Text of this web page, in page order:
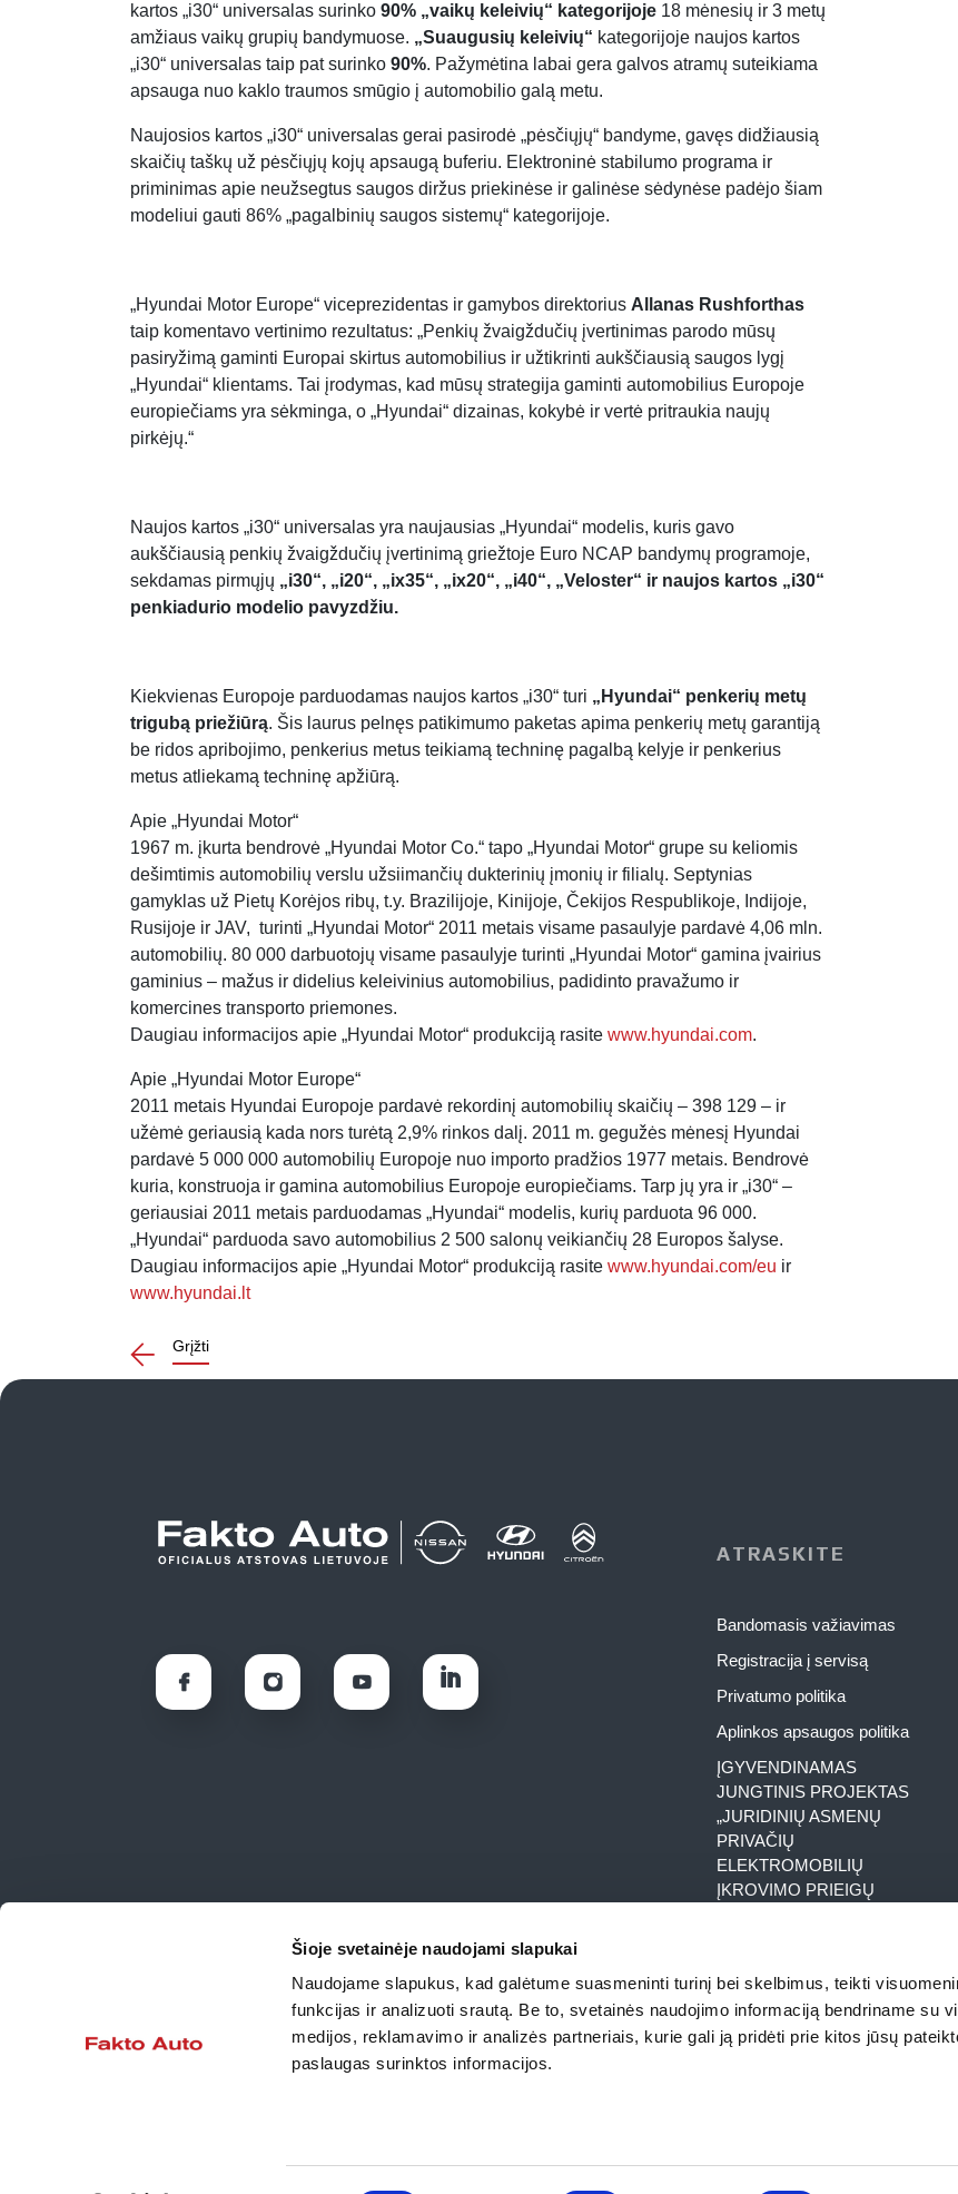
Šioje svetainėje naudojami slapukai
Naudojame slapukus, kad galėtume suasmeninti turinį bei skelbimus, teikti
funkcijas ir analizuoti srautą. Be to, svetainės naudojimo informaciją bendriname su
medijos, reklamavimo ir analizės partneriais, kurie gali ją pridėti prie kitos jūsų
paslaugas surinktos informacijos.
kartos „i30“ universalas surinko 90% „vaikų keleivių“ kategorijoje 18 mėnesių ir 3 metų
amžiaus vaikų grupių bandymuose. „Suaugusių keleivių“ kategorijoje naujos kartos
„i30“ universalas taip pat surinko 90%. Pažymėtina labai gera galvos atramų suteikiama
apsauga nuo kaklo traumos smūgio į automobilio galą metu.
Naujosios kartos „i30“ universalas gerai pasirodė „pėsčiųjų“ bandyme, gavęs didžiausią
skaičių taškų už pėsčiųjų kojų apsaugą buferiu. Elektroninė stabilumo programa ir
priminimas apie neužsegtus saugos diržus priekinėse ir galinėse sėdynėse padėjo šiam
modeliui gauti 86% „pagalbinių saugos sistemų“ kategorijoje.
„Hyundai Motor Europe“ viceprezidentas ir gamybos direktorius Allanas Rushforthas
taip komentavo vertinimo rezultatus: „Penkių žvaigždučių įvertinimas parodo mūsų
pasiryžimą gaminti Europai skirtus automobilius ir užtikrinti aukščiausią saugos lygį
„Hyundai“ klientams. Tai įrodymas, kad mūsų strategija gaminti automobilius Europoje
europiečiams yra sėkminga, o „Hyundai“ dizainas, kokybė ir vertė pritraukia naujų
pirkėjų.“
Naujos kartos „i30“ universalas yra naujausias „Hyundai“ modelis, kuris gavo
aukščiausią penkių žvaigždučių įvertinimą griežtoje Euro NCAP bandymų programoje,
sekdamas pirmųjų „i30“, „i20“, „ix35“, „ix20“, „i40“, „Veloster“ ir naujos kartos „i30“
penkiadurio modelio pavyzdžiu.
Kiekvienas Europoje parduodamas naujos kartos „i30“ turi „Hyundai“ penkerių metų
trigubą priežiūrą. Šis laurus pelnęs patikimumo paketas apima penkerių metų garantiją
be ridos apribojimo, penkerius metus teikiamą techninę pagalbą kelyje ir penkerius
metus atliekamą techninę apžiūrą.
Apie „Hyundai Motor“
1967 m. įkurta bendrovė „Hyundai Motor Co.“ tapo „Hyundai Motor“ grupe su keliomis
dešimtimis automobilių verslu užsiimančių dukterinių įmonių ir filialų. Septynias
gamyklas už Pietų Korėjos ribų, t.y. Brazilijoje, Kinijoje, Čekijos Respublikoje, Indijoje,
Rusijoje ir JAV, turinti „Hyundai Motor“ 2011 metais visame pasaulyje pardavė 4,06 mln.
automobilių. 80 000 darbuotojų visame pasaulyje turinti „Hyundai Motor“ gamina įvairius
gaminius – mažus ir didelius keleivinius automobilius, padidinto pravažumo ir
komercines transporto priemones.
Daugiau informacijos apie „Hyundai Motor“ produkciją rasite www.hyundai.com.
Apie „Hyundai Motor Europe“
2011 metais Hyundai Europoje pardavė rekordinį automobilių skaičių – 398 129 – ir
užėmė geriausią kada nors turėtą 2,9% rinkos dalį. 2011 m. gegužės mėnesį Hyundai
pardavė 5 000 000 automobilių Europoje nuo importo pradžios 1977 metais. Bendrovė
kuria, konstruoja ir gamina automobilius Europoje europiečiams. Tarp jų yra ir „i30“ –
geriausiai 2011 metais parduodamas „Hyundai“ modelis, kurių parduota 96 000.
„Hyundai“ parduoda savo automobilius 2 500 salonų veikiančių 28 Europos šalyse.
Daugiau informacijos apie „Hyundai Motor“ produkciją rasite www.hyundai.com/eu ir
www.hyundai.lt
Grįžti
ATRASKITE
Bandomasis važiavimas
Registracija į servisą
Privatumo politika
Aplinkos apsaugos politika
ĮGYVENDINAMAS
JUNGTINIS PROJEKTAS
„JURIDINIŲ ASMENŲ
PRIVAČIŲ
ELEKTROMOBILIŲ
ĮKROVIMO PRIEIGŲ
JUNGTINIS PROJEKTAS
„SAULĖS ELEKTRINIŲ